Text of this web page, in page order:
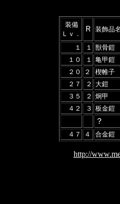
装備
Ｌｖ．
Ｒ 装飾品
１ １ 獣骨鎧
１０
１ 亀甲鎧
２０
２
楔帷子
２７
２
大鎧
３５
２ 炯甲
４２
３ 板金鎧
？
４７ ４ 合金鎧
http://